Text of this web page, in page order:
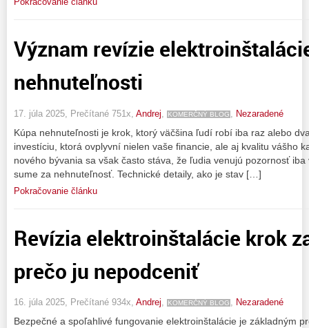
Význam revízie
nehnuteľnosti
17. júla 2025, Prečítané 751x, Andrej KOMERČNÝ BLOG Nezaradené
Kúpa nehnuteľnosti je krok, ktorý väčšina ľudí robí iba raz alebo
investíciu, ktorá ovplyvní nielen vaše financie, ale aj kvalitu vášho
nového bývania sa však často stáva, že ľudia venujú pozornosť
sume za nehnuteľnosť. Technické detaily, ako je stav […]
Pokračovanie článku
Revízia elektroinštalácie krok
prečo ju nepodceniť
16. júla 2025, Prečítané 934x, Andrej, KOMERČNÝ BLOG , Nezaradené
Bezpečné a spoľahlivé fungovanie elektroinštalácie je základným